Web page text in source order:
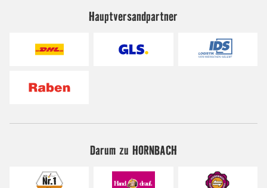
Hauptversandpartner
Darum zu HORNBACH